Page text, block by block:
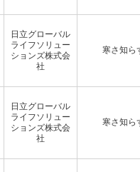
日立グローバル
ライフソリュー
ションズ株式会
社
寒さ知ら
日立グローバル
ライフソリュー
ションズ株式会
社
寒さ知ら